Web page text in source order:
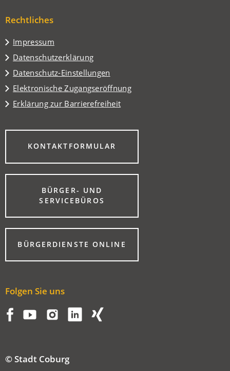
Tab)
neuen
Rechtliches
Impressum
Datenschutzerklärung
Datenschutz-Einstellungen
Elektronische Zugangseröffnung
Erklärung zur Barrierefreiheit
KONTAKTFORMULAR
(ÖFFNET
EINEM
NEUEN
BÜRGER- UND
SERVICEBÜROS
(ÖFFNET
EINEM
NEUEN
TAB)BÜRGERDIENSTE ONLINE
(ÖFFNET
EINEM
Folgen Sie uns
© Stadt Coburg